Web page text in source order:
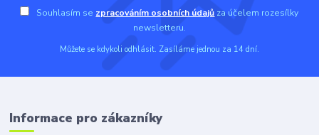
Souhlasím se zpracováním osobních údajů za účelem rozesílky
newsletteru.
Můžete se kdykoli odhlásit. Zasíláme jednou za 14 dní.
Informace pro zákazníky